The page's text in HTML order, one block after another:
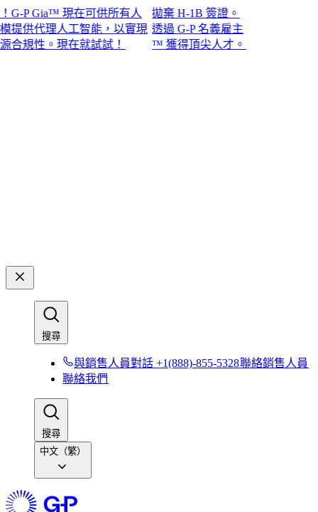
Gia™ 現在可供所有人
代理人工智能，以實現
性。現在就試試！​​
拋棄 H-1B 簽證。
透過 G-P 名義雇主
™ 獲得頂尖人才。​​
搜尋​​
與銷售人員對話 +1(888)-855-5328​​聯絡銷售人員​​
聯絡我們​​
搜尋​​
中文（繁）